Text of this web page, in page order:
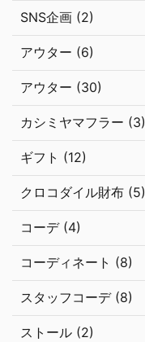
SNS企画 (2)
アウター (6)
アウター (30)
カシミヤマフラー (3)
ギフト (12)
クロコダイル財布 (5)
コーデ (4)
コーディネート (8)
スタッフコーデ (8)
ストール (2)